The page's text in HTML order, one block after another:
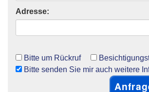
Adresse:
Bitte um Rückruf
Bitte senden Sie mir auch weitere